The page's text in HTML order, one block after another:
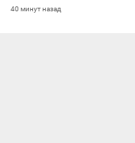
40 минут назад